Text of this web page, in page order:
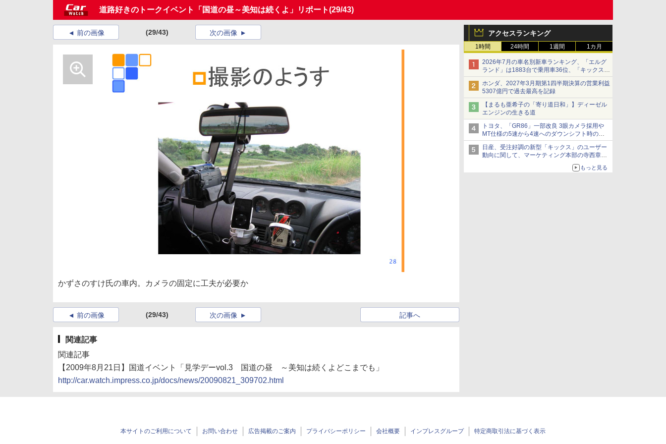
道路好きのトークイベント「国道の昼～美知は続くよ」リポート(29/43)
アクセスランキング
1時間 24時間 1週間 1カ月
2026年7月の車名別新車ランキング、「エルグ
ランド」は1883台で乗用車36位、「キックス」
は2591台で27位に
ホンダ、2027年3月期第1四半期決算の営業利益
5307億円で過去最高を記録
【まるも亜希子の「寄り道日和」】ディーゼル
エンジンの生きる道
トヨタ、「GR86」一部改良 3眼カメラ採用や
MT仕様の5速から4速へのダウンシフト時の操
作性向上など
日産、受注好調の新型「キックス」のユーザー
動向に関して、マーケティング本部の寺西章氏
もっと見る
前の画像 (29/43) 次の画像
かずさのすけ氏の車内。カメラの固定に工夫が必要か
前の画像 (29/43) 記事へ
次の画像
関連記事
関連記事
【2009年8月21日】国道イベント「見学デーvol.3 国道の昼 ～美知は続くよどこまでも」
http://car.watch.impress.co.jp/docs/news/20090821_309702.html
本サイトのご利用について お問い合わせ 広告掲載のご案内 プライバシーポリシー 会社概要 インプレスグループ 特定商取引法に基づく表示